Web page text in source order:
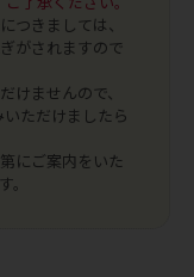
つきましては、
がされますので
けませんので、
ただけましたら
にご案内をいた